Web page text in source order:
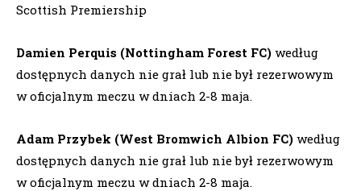
Scottish Premiership
Damien Perquis (Nottingham Forest FC) według
dostępnych danych nie grał lub nie był rezerwowym
w oficjalnym meczu w dniach 2-8 maja.
Adam Przybek (West Bromwich Albion FC) według
dostępnych danych nie grał lub nie był rezerwowym
w oficjalnym meczu w dniach 2-8 maja.